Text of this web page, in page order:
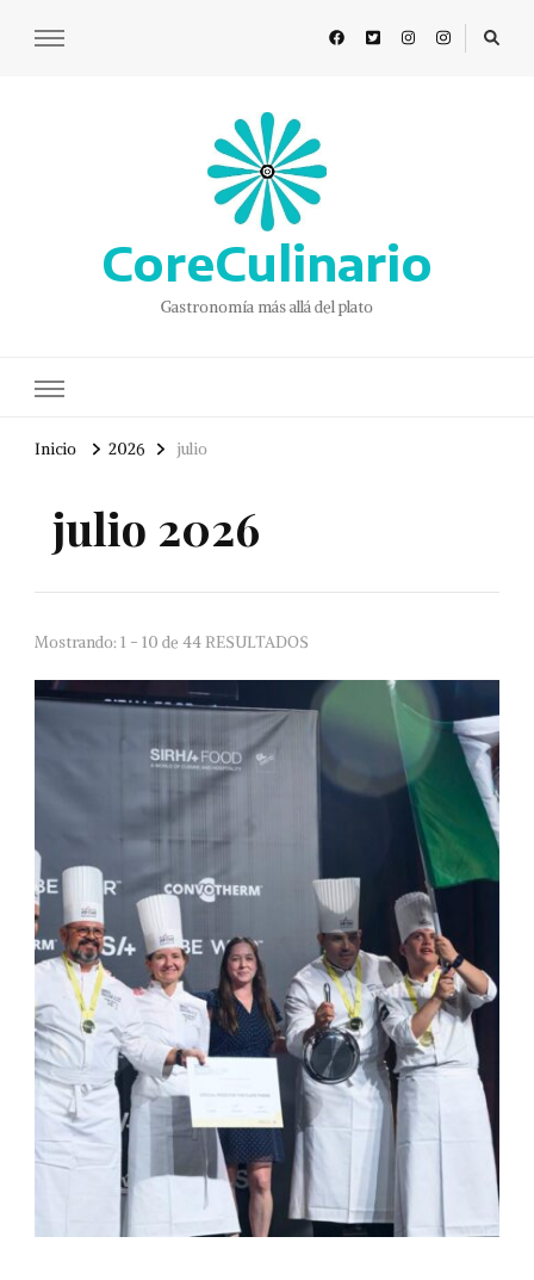
CoreCulinario
Gastronomía más allá del plato
Inicio 2026 julio
julio 2026
Mostrando: 1 - 10 de 44 RESULTADOS